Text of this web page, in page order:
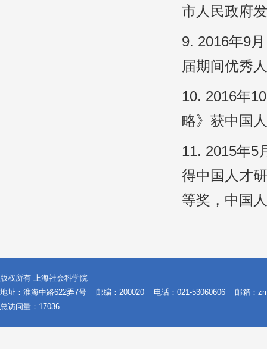
市人民政府
9. 2016年9
届期间优秀
10. 2016年
略》获中国
11. 2015年5
得中国人才
等奖，中国
版权所有 上海社会科学院
地址：淮海中路622弄7号
邮编：200020 电话：021-53060606
邮箱：
总访问量： 17036